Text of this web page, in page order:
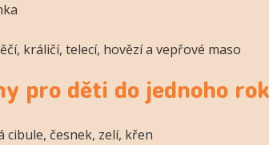
králičí, telecí, hovězí a vepřové maso
pro děti do jednoho
cibule, česnek, zelí, křen